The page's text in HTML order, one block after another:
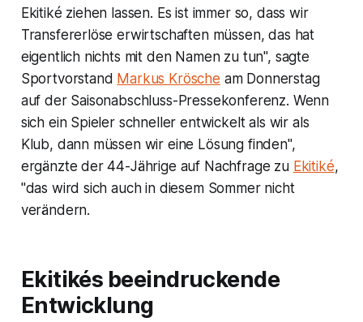
Ekitiké ziehen lassen. Es ist immer so, dass wir
Transfererlöse erwirtschaften müssen, das hat
eigentlich nichts mit den Namen zu tun", sagte
Sportvorstand Markus Krösche am Donnerstag
auf der Saisonabschluss-Pressekonferenz. Wenn
sich ein Spieler schneller entwickelt als wir als
Klub, dann müssen wir eine Lösung finden",
ergänzte der 44-Jährige auf Nachfrage zu Ekitiké,
"das wird sich auch in diesem Sommer nicht
verändern.
Ekitikés beeindruckende
Entwicklung